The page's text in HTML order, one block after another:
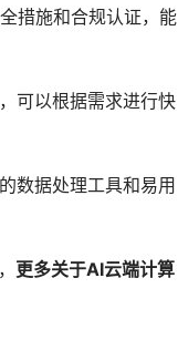
措施和合规认证，能
可以根据需求进行快
数据处理工具和易用
更多关于AI云端计算